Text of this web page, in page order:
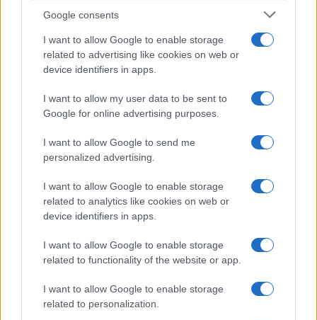
Google consents
I want to allow Google to enable storage
related to advertising like cookies on web or
device identifiers in apps.
I want to allow my user data to be sent to
Google for online advertising purposes.
I want to allow Google to send me
personalized advertising.
I want to allow Google to enable storage
related to analytics like cookies on web or
device identifiers in apps.
I want to allow Google to enable storage
related to functionality of the website or app.
I want to allow Google to enable storage
related to personalization.
Continua a leggere
Malescomics 2026: eventi, ospiti e attività in Valle
Vigezzo